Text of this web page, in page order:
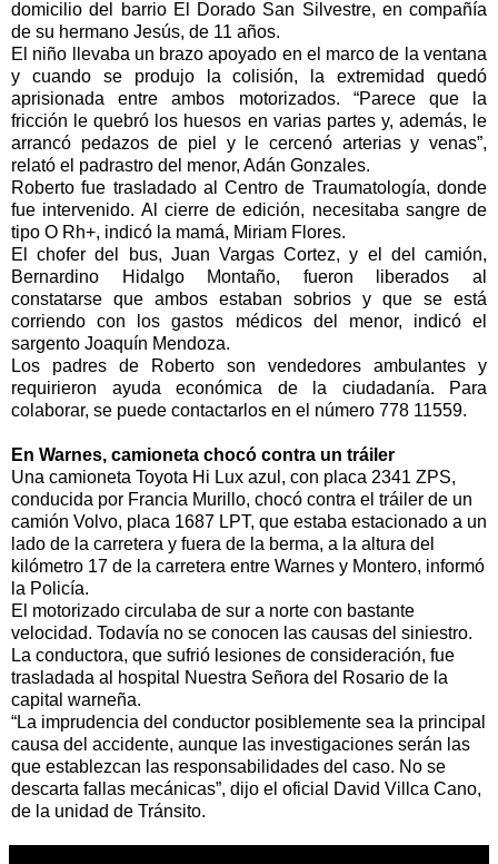
domicilio del barrio El Dorado San Silvestre, en compañía
de su hermano Jesús, de 11 años.
El niño llevaba un brazo apoyado en el marco de la ventana
y cuando se produjo la colisión, la extremidad quedó
aprisionada entre ambos motorizados. “Parece que la
fricción le quebró los huesos en varias partes y, además, le
arrancó pedazos de piel y le cercenó arterias y venas”,
relató el padrastro del menor, Adán Gonzales.
Roberto fue trasladado al Centro de Traumatología, donde
fue intervenido. Al cierre de edición, necesitaba sangre de
tipo O Rh+, indicó la mamá, Miriam Flores.
El chofer del bus, Juan Vargas Cortez, y el del camión,
Bernardino Hidalgo Montaño, fueron liberados al
constatarse que ambos estaban sobrios y que se está
corriendo con los gastos médicos del menor, indicó el
sargento Joaquín Mendoza.
Los padres de Roberto son vendedores ambulantes y
requirieron ayuda económica de la ciudadanía. Para
colaborar, se puede contactarlos en el número 778 11559.
En Warnes, camioneta chocó contra un tráiler
Una camioneta Toyota Hi Lux azul, con placa 2341 ZPS,
conducida por Francia Murillo, chocó contra el tráiler de un
camión Volvo, placa 1687 LPT, que estaba estacionado a un
lado de la carretera y fuera de la berma, a la altura del
kilómetro 17 de la carretera entre Warnes y Montero, informó
la Policía.
El motorizado circulaba de sur a norte con bastante
velocidad. Todavía no se conocen las causas del siniestro.
La conductora, que sufrió lesiones de consideración, fue
trasladada al hospital Nuestra Señora del Rosario de la
capital warneña.
“La imprudencia del conductor posiblemente sea la principal
causa del accidente, aunque las investigaciones serán las
que establezcan las responsabilidades del caso. No se
descarta fallas mecánicas”, dijo el oficial David Villca Cano,
de la unidad de Tránsito.